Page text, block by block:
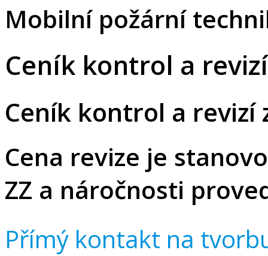
Mobilní požární
Ceník kontrol a
Ceník kontrol a revizí
Cena revize je
ZZ a náročnosti
Přímý kontakt na